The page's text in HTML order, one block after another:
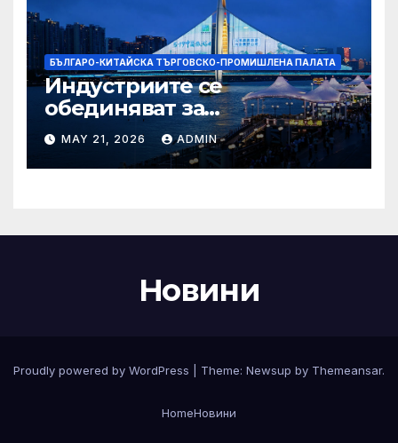
БЪЛГАРО-КИТАЙСКА ТЪРГОВСКО-ПРОМИШЛЕНА ПАЛАТА
Индустриите се
обединяват за
висококачествен растеж на
културния и
туристическия сектор
MAY 21, 2026 ADMIN
Новини
Proudly powered by WordPress Theme: Newsup by Themeansar.
HomeНовини